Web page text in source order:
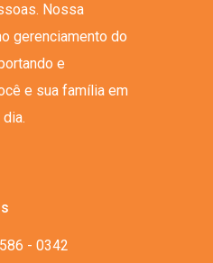
Nossa
gerenciamento do
e
e sua família em
- 0342